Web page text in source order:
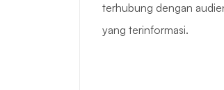
terhubung dengan
yang terinformasi.